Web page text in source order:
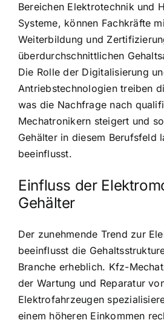
Bereichen Elektrotechnik und
Systeme, können Fachkräfte
Weiterbildung und
überdurchschnittlichen
Die Rolle der Digitalisierung
Antriebstechnologien treiben
was die Nachfrage nach
Mechatronikern steigert und
Gehälter in diesem Berufsfeld
beeinflusst.
Einfluss der
Gehälter
Der zunehmende Trend zur
beeinflusst die
Branche erheblich. Kfz-
der Wartung und Reparatur
Elektrofahrzeugen
einem höheren Einkommen